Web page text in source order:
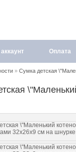
Оплата
» Сумка детская